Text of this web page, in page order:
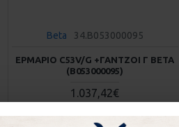
Beta 34.B053000095
ΕΡΜΆΡΙΟ C53V/G +ΓΆΝΤΖΟΙ Γ BETA
(Β053000095)
1.037,42€
ΚΑΛΆΘΙ